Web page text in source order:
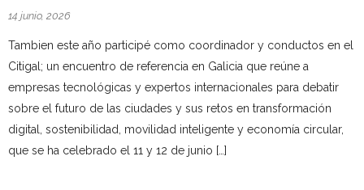
14 junio, 2026
Tambien este año participé como coordinador y conductos en el
Citigal; un encuentro de referencia en Galicia que reúne a
empresas tecnológicas y expertos internacionales para debatir
sobre el futuro de las ciudades y sus retos en transformación
digital, sostenibilidad, movilidad inteligente y economía circular,
que se ha celebrado el 11 y 12 de junio […]